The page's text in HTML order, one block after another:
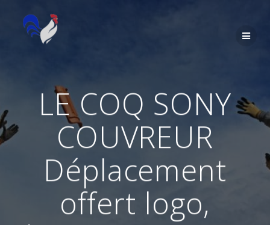
LE COQ SONY
COUVREUR
Déplacement
offert logo,